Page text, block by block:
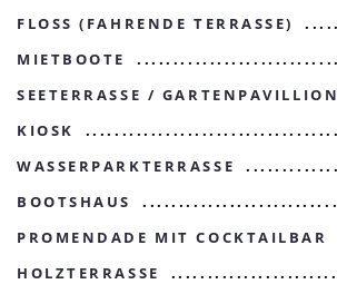
FLOSS (FAHRENDE TERRASSE)
MIETBOOTE
SEETERRASSE / GARTENPAVILLION
KIOSK
WASSERPARKTERRASSE
BOOTSHAUS
PROMENDADE MIT COCKTAILBAR
HOLZTERRASSE